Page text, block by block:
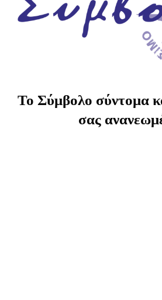
Το Σύμβολο σύντομα
σας